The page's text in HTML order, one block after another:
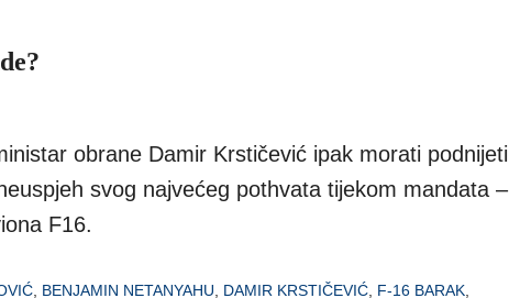
obrane Damir Krstičević ipak morati podnijeti
svog najvećeg pothvata tijekom mandata –
F16.
BENJAMIN NETANYAHU DAMIR KRSTIČEVIĆ F-16 BARAK